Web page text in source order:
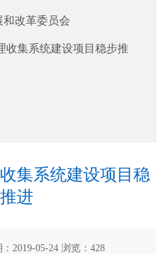
和改革委员会
收集系统建设项目稳步推
集系统建设项目稳
进
2019-05-24 浏览： 428